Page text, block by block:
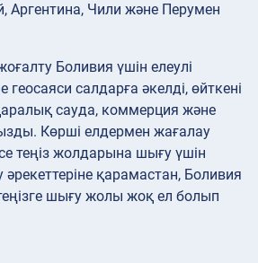
Аргентина, Чили және Перумен
Боливия үшін елеулі
салдарға әкелді, өйткені
сауда, коммерция және
Көрші елдермен жағалау
теңіз жолдарына шығу үшін
әрекеттеріне қарамастан, Боливия
теңізге шығу жолы жоқ ел болып